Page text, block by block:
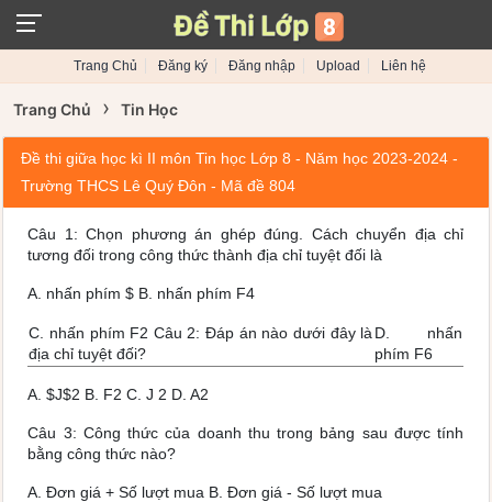
Trang Chủ Đăng ký Đăng nhập Upload Liên hệ
Trang Chủ › Tin Học
Đề thi giữa học kì II môn Tin học Lớp 8 - Năm học 2023-2024 -
Trường THCS Lê Quý Đôn - Mã đề 804
Câu 1: Chọn phương án ghép đúng. Cách chuyển địa chỉ
tương đối trong công thức thành địa chỉ tuyệt đối là
A. nhấn phím $ B. nhấn phím F4
C. nhấn phím F2 Câu 2: Đáp án nào dưới đây là
địa chỉ tuyệt đối?
D. nhấn
phím F6
A. $J$2 B. F2 C. J 2 D. A2
Câu 3: Công thức của doanh thu trong bảng sau được tính
bằng công thức nào?
A. Đơn giá + Số lượt mua B. Đơn giá - Số lượt mua